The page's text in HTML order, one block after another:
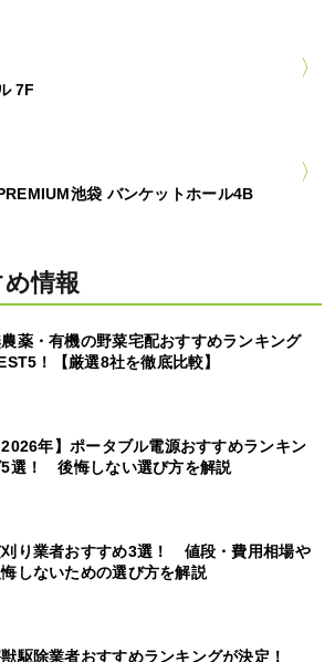
7F
池袋 バンケットホール4B
情報
薬・有機の野菜宅配おすすめランキング
！【厳選8社を徹底比較】
2026年】ポータブル電源おすすめランキン
5選！ 後悔しない選び方を解説
り業者おすすめ3選！ 値段・費用相場や
しないための選び方を解説
駆除業者おすすめランキングが決定！